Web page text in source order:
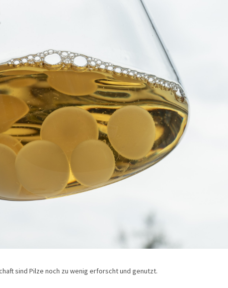
sind Pilze noch zu wenig erforscht und genutzt.